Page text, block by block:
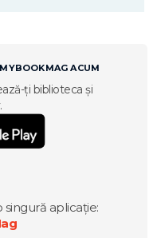
ACUM
ți biblioteca și
aplicație: